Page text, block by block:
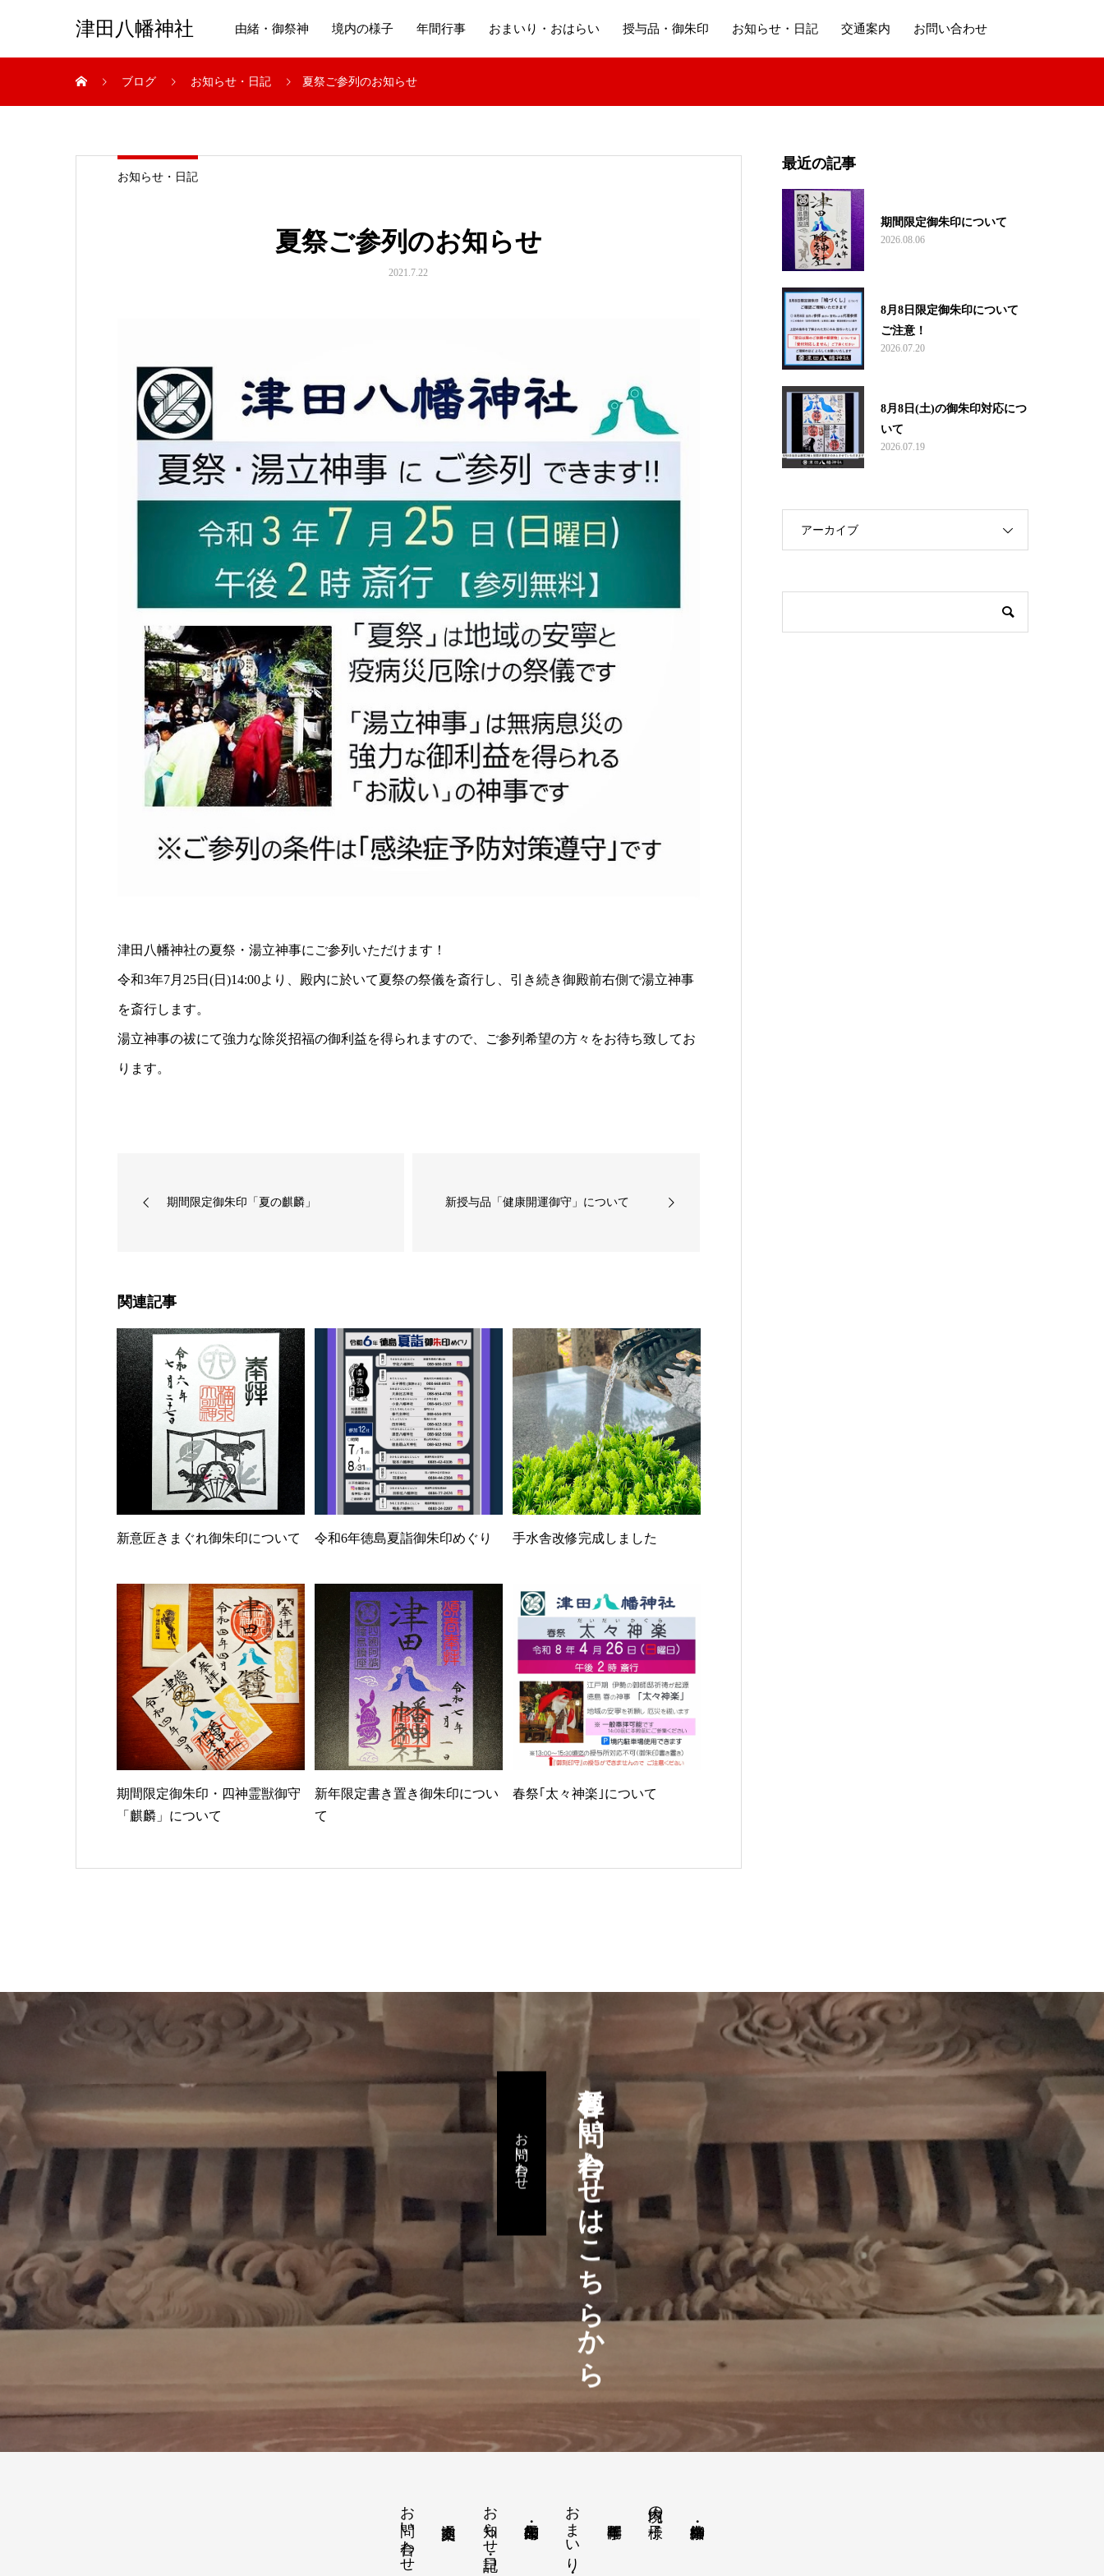
津田八幡神社 由緒・御祭神 境内の様子 年間行事 おまいり・おはらい 授与品・御朱印 お知らせ・日記 交通案内 お問い合わせ
ブログ お知らせ・日記 夏祭ご参列のお知らせ
お知らせ・日記
夏祭ご参列のお知らせ
2021.7.22
津田八幡神社の夏祭・湯立神事にご参列いただけます！
令和3年7月25日(日)14:00より、殿内に於いて夏祭の祭儀を斎行し、引き続き御殿前右側で湯立神事
を斎行します。
湯立神事の祓にて強力な除災招福の御利益を得られますので、ご参列希望の方々をお待ち致してお
ります。
期間限定御朱印「夏の麒麟」 新授与品「健康開運御守」について
関連記事
新意匠きまぐれ御朱印について 令和6年徳島夏詣御朱印めぐり 手水舎改修完成しました
期間限定御朱印・四神霊獣御守
「麒麟」について
新年限定書き置き御朱印につい
て
春祭｢太々神楽｣について
最近の記事
期間限定御朱印について
2026.08.06
8月8日限定御朱印について
ご注意！
2026.07.20
8月8日(土)の御朱印対応につ
いて
2026.07.19
アーカイブ
各種お問い合わせはこちらから
お問い合わせ
境内の様子
お知らせ・日記
お問い合わせ